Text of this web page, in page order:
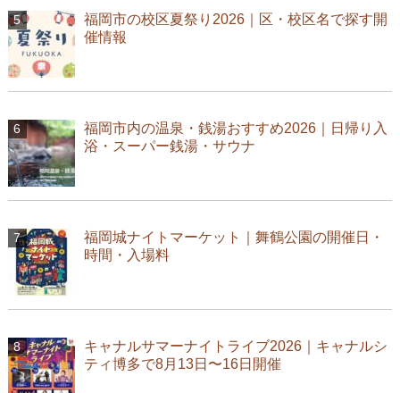
福岡市の校区夏祭り2026｜区・校区名で探す開
催情報
福岡市内の温泉・銭湯おすすめ2026｜日帰り入
浴・スーパー銭湯・サウナ
福岡城ナイトマーケット｜舞鶴公園の開催日・
時間・入場料
キャナルサマーナイトライブ2026｜キャナルシ
ティ博多で8月13日〜16日開催